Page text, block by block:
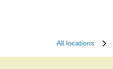
All locations